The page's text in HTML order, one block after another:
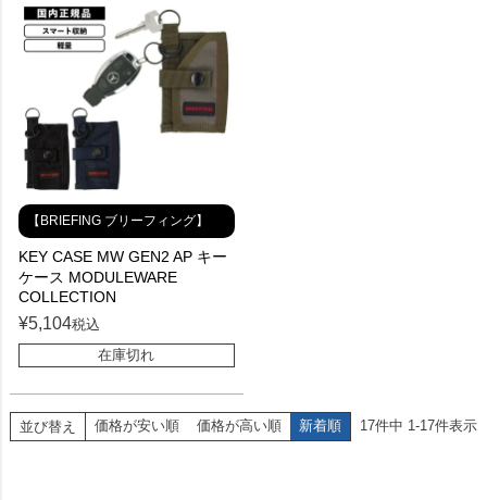
【BRIEFING ブリーフィング】
KEY CASE MW GEN2 AP キー
ケース MODULEWARE
COLLECTION
¥5,104税込
在庫切れ
並び替え 価格が安い順 価格が高い順 新着順 17件中 1-17件表示